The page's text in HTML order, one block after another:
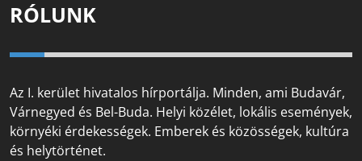
RÓLUNK
Az I. kerület hivatalos hírportálja. Minden, ami Budavár,
Várnegyed és Bel-Buda. Helyi közélet, lokális események,
környéki érdekességek. Emberek és közösségek, kultúra
és helytörténet.